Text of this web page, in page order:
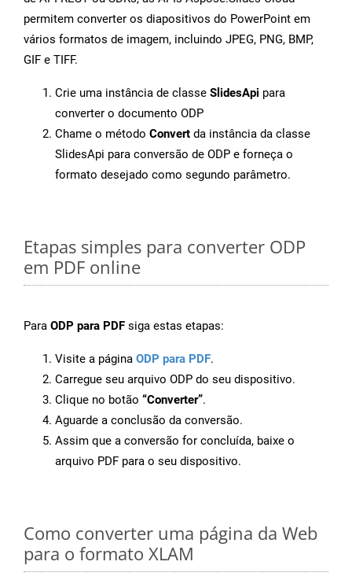
permitem converter os diapositivos do PowerPoint em
vários formatos de imagem, incluindo JPEG, PNG, BMP,
GIF e TIFF.
Crie uma instância de classe SlidesApi para
converter o documento ODP
Chame o método Convert da instância da classe
SlidesApi para conversão de ODP e forneça o
formato desejado como segundo parâmetro.
Etapas simples para converter ODP
em PDF online
Para ODP para PDF siga estas etapas:
Visite a página ODP para PDF.
Carregue seu arquivo ODP do seu dispositivo.
Clique no botão “Converter”.
Aguarde a conclusão da conversão.
Assim que a conversão for concluída, baixe o
arquivo PDF para o seu dispositivo.
Como converter uma página da Web
para o formato XLAM